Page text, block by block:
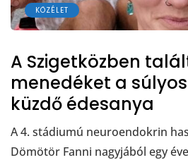
KÖZÉLET
A Szigetközben
menedéket a
küzdő édesanya
A 4. stádiumú neuroendokrin
Dömötör Fanni nagyjából egy